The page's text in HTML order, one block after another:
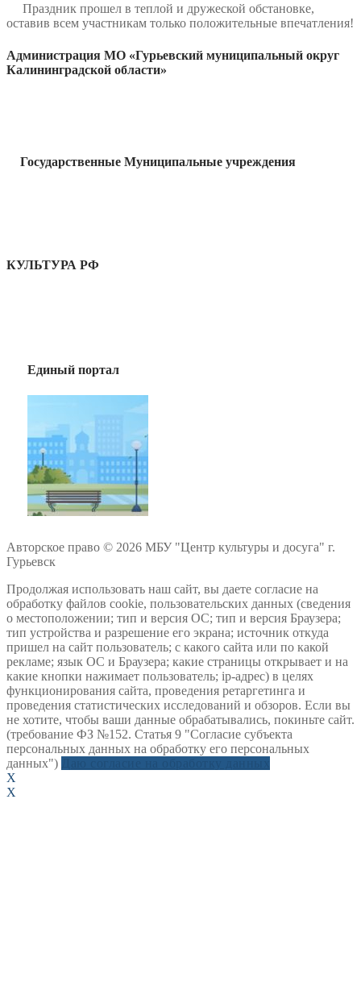
Праздник прошел в теплой и дружеской обстановке,
оставив всем участникам только положительные впечатления!
Администрация МО «Гурьевский муниципальный округ
Калининградской области»
Государственные Муниципальные учреждения
КУЛЬТУРА РФ
Единый портал
Авторское право © 2026 МБУ "Центр культуры и досуга" г.
Гурьевск
Продолжая использовать наш сайт, вы даете согласие на
обработку файлов cookie, пользовательских данных (сведения
о местоположении; тип и версия ОС; тип и версия Браузера;
тип устройства и разрешение его экрана; источник откуда
пришел на сайт пользователь; с какого сайта или по какой
рекламе; язык ОС и Браузера; какие страницы открывает и на
какие кнопки нажимает пользователь; ip-адрес) в целях
функционирования сайта, проведения ретаргетинга и
проведения статистических исследований и обзоров. Если вы
не хотите, чтобы ваши данные обрабатывались, покиньте сайт.
(требование ФЗ №152. Статья 9 "Согласие субъекта
персональных данных на обработку его персональных
данных")
X
X